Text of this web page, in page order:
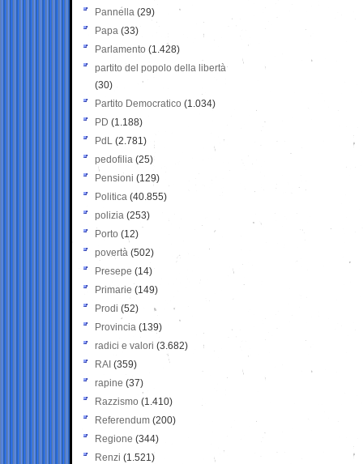
Pannella (29)
Papa (33)
Parlamento (1.428)
partito del popolo della libertà
(30)
Partito Democratico (1.034)
PD (1.188)
PdL (2.781)
pedofilia (25)
Pensioni (129)
Politica (40.855)
polizia (253)
Porto (12)
povertà (502)
Presepe (14)
Primarie (149)
Prodi (52)
Provincia (139)
radici e valori (3.682)
RAI (359)
rapine (37)
Razzismo (1.410)
Referendum (200)
Regione (344)
Renzi (1.521)